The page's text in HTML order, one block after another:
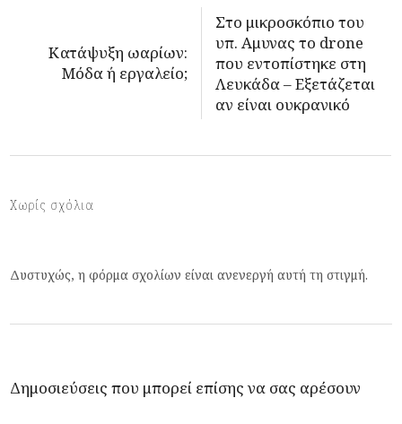
Κατάψυξη ωαρίων:
Μόδα ή εργαλείο;
Στο μικροσκόπιο του
υπ. Αμυνας το drone
που εντοπίστηκε στη
Λευκάδα – Εξετάζεται
αν είναι ουκρανικό
Χωρίς σχόλια
Δυστυχώς, η φόρμα σχολίων είναι ανενεργή αυτή τη στιγμή.
Δημοσιεύσεις που μπορεί επίσης να σας αρέσουν